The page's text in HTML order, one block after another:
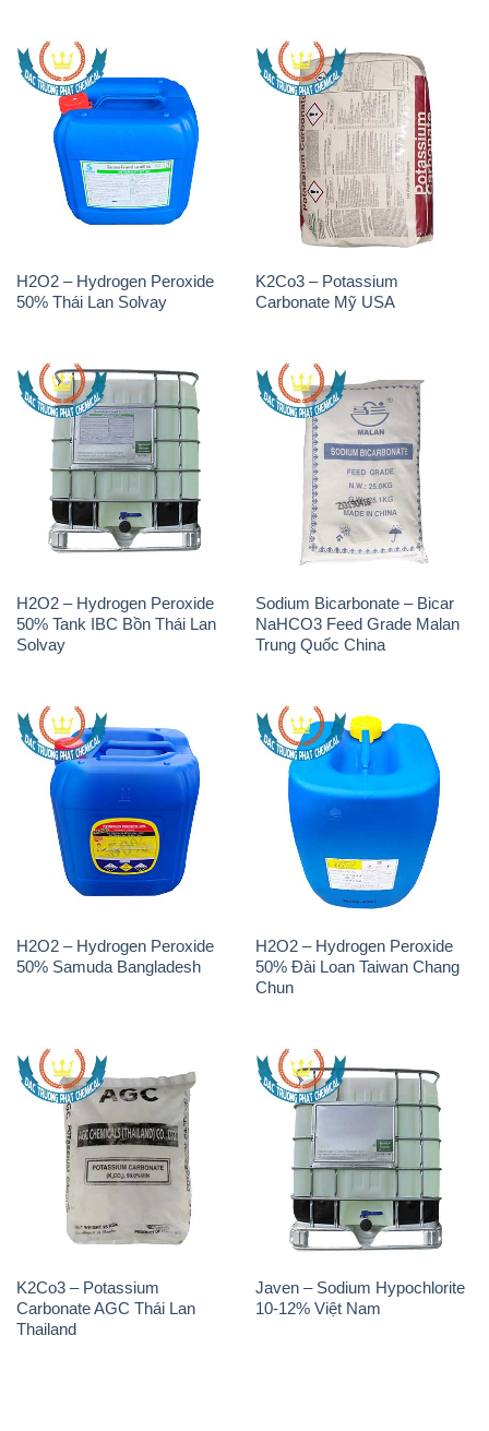
H2O2 – Hydrogen Peroxide
50% Thái Lan Solvay
K2Co3 – Potassium
Carbonate Mỹ USA
H2O2 – Hydrogen Peroxide
50% Tank IBC Bồn Thái Lan
Solvay
Sodium Bicarbonate – Bicar
NaHCO3 Feed Grade Malan
Trung Quốc China
H2O2 – Hydrogen Peroxide
50% Samuda Bangladesh
H2O2 – Hydrogen Peroxide
50% Đài Loan Taiwan Chang
Chun
K2Co3 – Potassium
Carbonate AGC Thái Lan
Thailand
Javen – Sodium Hypochlorite
10-12% Việt Nam